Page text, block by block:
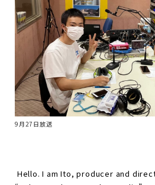
9月27日放送
Hello. I am Ito, producer and